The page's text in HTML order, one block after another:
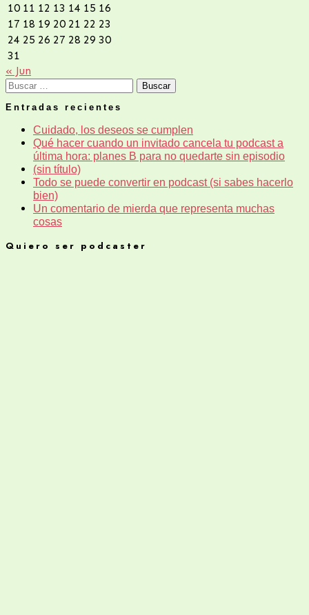
10 11 12 13 14 15 16
17 18 19 20 21 22 23
24 25 26 27 28 29 30
31
« Jun
Buscar:
Entradas recientes
Cuidado, los deseos se cumplen
Qué hacer cuando un invitado cancela tu podcast a
última hora: planes B para no quedarte sin episodio
(sin título)
Todo se puede convertir en podcast (si sabes hacerlo
bien)
Un comentario de mierda que representa muchas
cosas
Quiero ser podcaster